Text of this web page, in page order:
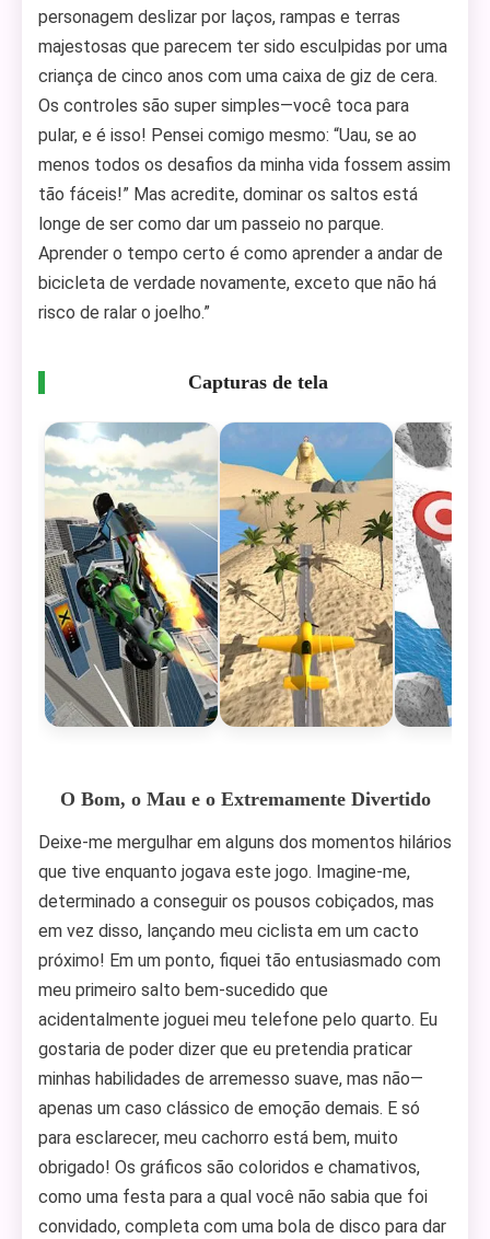
personagem deslizar por laços, rampas e terras
majestosas que parecem ter sido esculpidas por uma
criança de cinco anos com uma caixa de giz de cera.
Os controles são super simples—você toca para
pular, e é isso! Pensei comigo mesmo: “Uau, se ao
menos todos os desafios da minha vida fossem assim
tão fáceis!” Mas acredite, dominar os saltos está
longe de ser como dar um passeio no parque.
Aprender o tempo certo é como aprender a andar de
bicicleta de verdade novamente, exceto que não há
risco de ralar o joelho.”
Capturas de tela
O Bom, o Mau e o Extremamente Divertido
Deixe-me mergulhar em alguns dos momentos hilários
que tive enquanto jogava este jogo. Imagine-me,
determinado a conseguir os pousos cobiçados, mas
em vez disso, lançando meu ciclista em um cacto
próximo! Em um ponto, fiquei tão entusiasmado com
meu primeiro salto bem-sucedido que
acidentalmente joguei meu telefone pelo quarto. Eu
gostaria de poder dizer que eu pretendia praticar
minhas habilidades de arremesso suave, mas não—
apenas um caso clássico de emoção demais. E só
para esclarecer, meu cachorro está bem, muito
obrigado! Os gráficos são coloridos e chamativos,
como uma festa para a qual você não sabia que foi
convidado, completa com uma bola de disco para dar